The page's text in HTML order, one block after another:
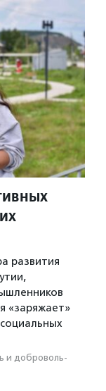
развития
«заряжает»
и доброволь­